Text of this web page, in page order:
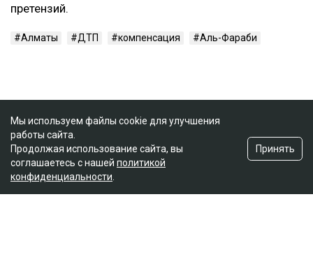
претензий.
Алматы ДТП компенсация Аль-Фараби
Мы используем файлы cookie для улучшения
работы сайта.
Продолжая использование сайта, вы
соглашаетесь с нашей политикой
конфиденциальности
Принять